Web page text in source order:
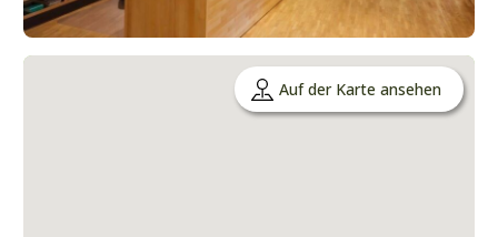
Auf der Karte ansehen